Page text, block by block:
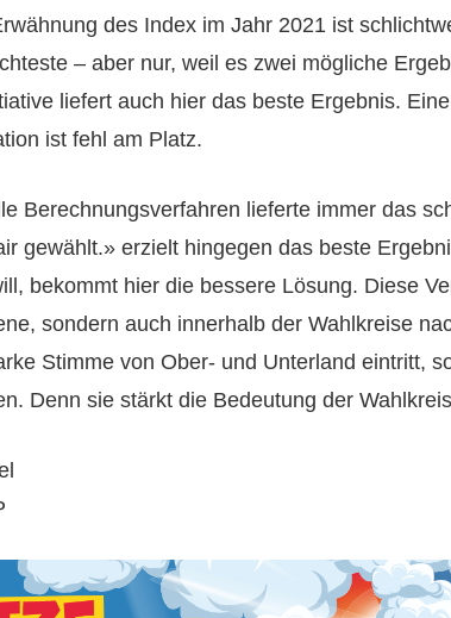
des Index im Jahr 2021 ist
– aber nur, weil es zwei mögliche
liefert auch hier das beste Ergebnis.
ist fehl am Platz.
Berechnungsverfahren lieferte immer das
gewählt.» erzielt hingegen das beste
bekommt hier die bessere Lösung. Diese
sondern auch innerhalb der Wahlkreise
Stimme von Ober- und Unterland eintritt,
Denn sie stärkt die Bedeutung der